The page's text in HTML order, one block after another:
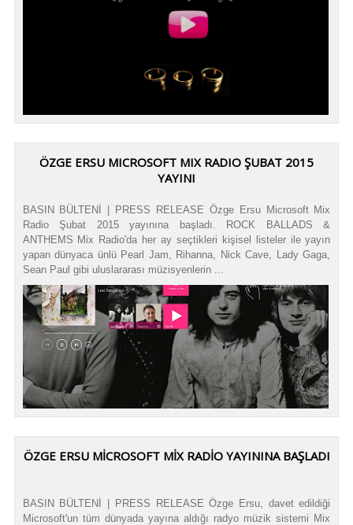
ÖZGE ERSU MICROSOFT MIX RADIO ŞUBAT 2015
YAYINI
BASIN BÜLTENİ | PRESS RELEASE Özge Ersu Microsoft Mix
Radio Şubat 2015 yayınına başladı. ROCK BALLADS &
ANTHEMS Mix Radio'da her ay seçtikleri kişisel listeler ile yayın
yapan dünyaca ünlü Pearl Jam, Rihanna, Nick Cave, Lady Gaga,
Sean Paul gibi uluslararası müzisyenlerin ...
ÖZGE ERSU MICROSOFT MIX RADIO YAYININA BAŞLADI
BASIN BÜLTENİ | PRESS RELEASE Özge Ersu, davet edildiği
Microsoft'un tüm dünyada yayına aldığı radyo müzik sistemi Mix